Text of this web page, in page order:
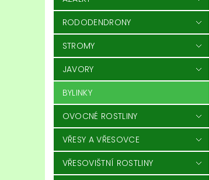
RODODENDRONY
STROMY
JAVORY
BYLINKY
OVOCNÉ ROSTLINY
VŘESY A VŘESOVCE
VŘESOVIŠTNÍ ROSTLINY